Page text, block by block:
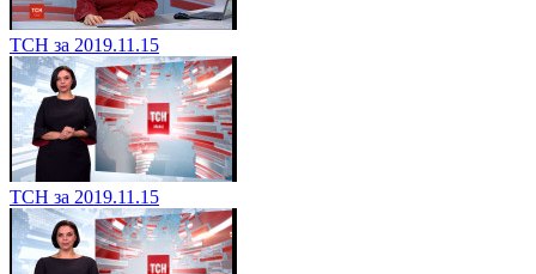
ТСН за 2019.11.15
ТСН за 2019.11.15